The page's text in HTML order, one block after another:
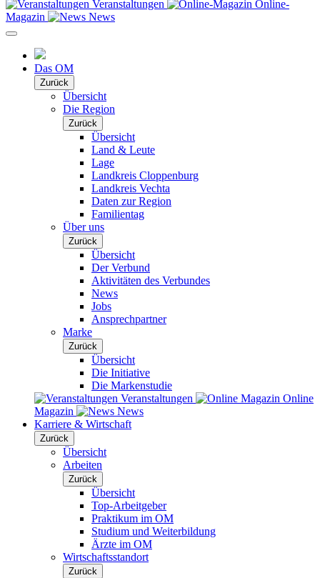
Veranstaltungen
Online-
Magazin
News
Das OM
Zurück
Übersicht
Die Region
Zurück
Übersicht
Land & Leute
Lage
Landkreis Cloppenburg
Landkreis Vechta
Daten zur Region
Familientag
Über uns
Zurück
Übersicht
Der Verbund
Aktivitäten des Verbundes
News
Jobs
Ansprechpartner
Marke
Zurück
Übersicht
Die Initiative
Die Markenstudie
Veranstaltungen
Online
Magazin
News
Karriere & Wirtschaft
Zurück
Übersicht
Arbeiten
Zurück
Übersicht
Top-Arbeitgeber
Praktikum im OM
Studium und Weiterbildung
Ärzte im OM
Wirtschaftsstandort
Zurück